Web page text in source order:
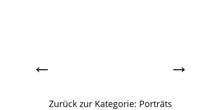
← →
Zurück zur Kategorie: Porträts